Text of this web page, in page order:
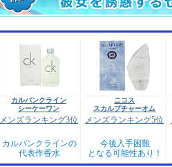
カルバンクライン
シーケーワン
メンズランキング3位
カルバンクラインの
代表作香水
ニコス
スカルプチャーオム
メンズランキング5位
今後入手困難
となる可能性あり！